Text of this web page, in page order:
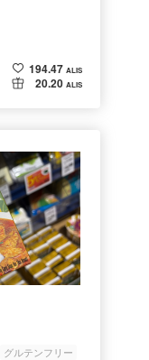
194.47 ALIS
20.20 ALIS
グルテンフリー